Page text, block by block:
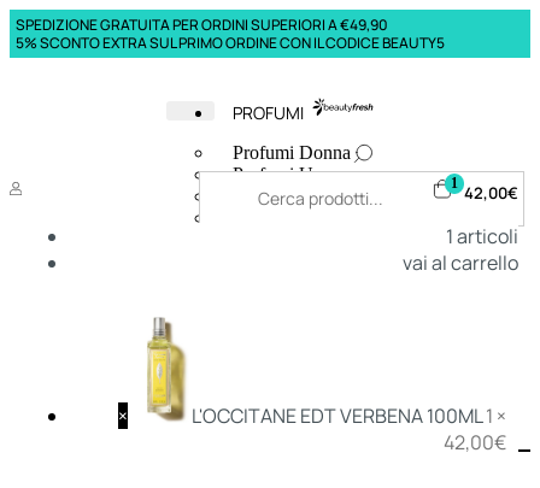
SPEDIZIONE GRATUITA PER ORDINI SUPERIORI A €49,90
5% SCONTO EXTRA SUL PRIMO ORDINE CON IL CODICE BEAUTY5
PROFUMI
Profumi Donna
Profumi Uomo
Deodoranti Donna
Deo
1 42,00€
1articoli
vai al carrello
× L'OCCITANE EDT VERBENA 100ML1 ×
42,00€